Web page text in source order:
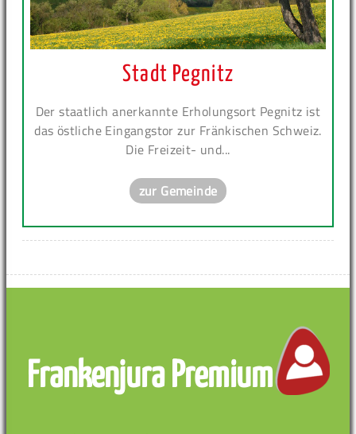
Stadt Pegnitz
Der staatlich anerkannte Erholungsort Pegnitz ist
das östliche Eingangstor zur Fränkischen Schweiz.
Die Freizeit- und...
zur Gemeinde
Frankenjura Premium